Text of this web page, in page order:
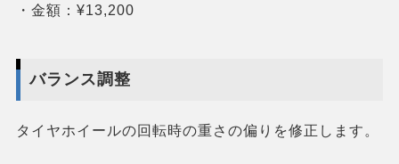
・金額：¥13,200
バランス調整
タイヤホイールの回転時の重さの偏りを修正します。